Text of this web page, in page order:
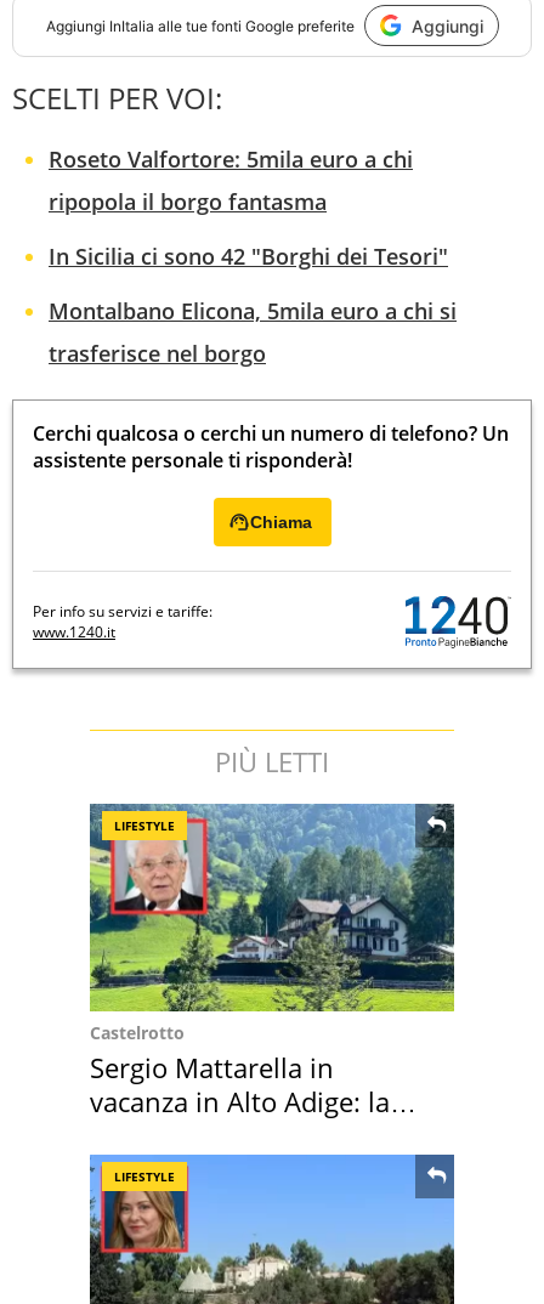
Aggiungi InItalia alle tue fonti Google preferite Aggiungi
SCELTI PER VOI:
Roseto Valfortore: 5mila euro a chi
ripopola il borgo fantasma
In Sicilia ci sono 42 "Borghi dei Tesori"
Montalbano Elicona, 5mila euro a chi si
trasferisce nel borgo
Cerchi qualcosa o cerchi un numero di telefono? Un
assistente personale ti risponderà!
Chiama
Per info su servizi e tariffe:
www.1240.it
PIÙ LETTI
LIFESTYLE
Castelrotto
Sergio Mattarella in
vacanza in Alto Adige: la
LIFESTYLE